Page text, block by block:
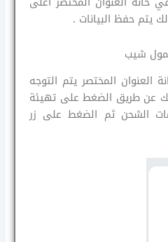
يتم حفظ البيانات .
شيب
العنوان المختصر يتم التوجه
عن طريق الضغط على تهيئة
الشحن ثم الضغط على زر